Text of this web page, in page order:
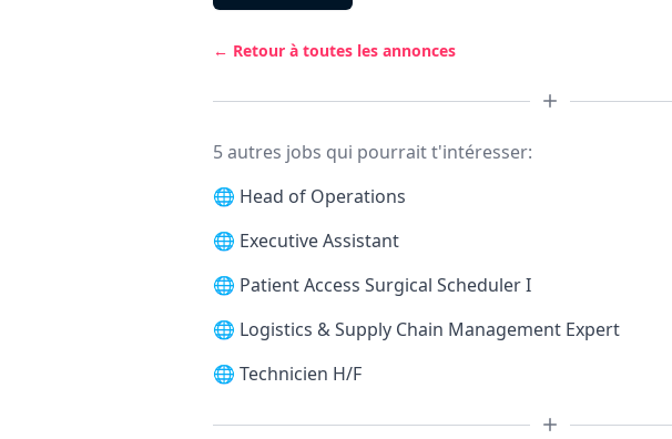
← Retour à toutes les annonces
5 autres jobs qui pourrait t'intéresser:
🌐 Head of Operations
🌐 Executive Assistant
🌐 Patient Access Surgical Scheduler I
🌐 Logistics & Supply Chain Management Expert
🌐 Technicien H/F